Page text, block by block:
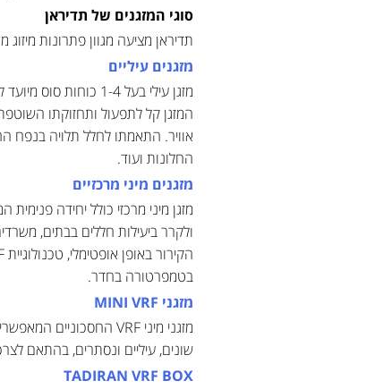
סוגי המזגנים של תדיראן
תדיראן מציעה מגוון פתרונות
מזגנים עיליים
מזגן עילי בעל 1-4
המזגן קל לתפעול ותחזוקתו השוטפת
אוויר. התאמתו לחלל תלויה בנפח
החלונות ועוד.
מזגנים מיני מרכזיים
מזגן מיני מרכזי כולל יחידה
ולקרר ביעילות חללים בבתים,
בטמפרטורה בחדר.
מזגני MINI VRF
שונים, עיליים ונסתרים, בהתאם
TADIRAN VRF BOX